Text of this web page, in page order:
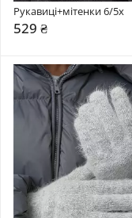
Рукавиці+мітенки 6/5x
529 ₴